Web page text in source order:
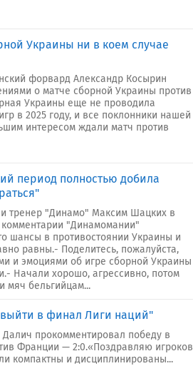
Украины ни в коем случае
форвард Александр Косырин
о матче сборной Украины против
Украины еще не проводила
в 2025 году, и все поклонники нашей
интересом ждали матч против
период полностью добила
тренер "Динамо" Максим Шацких в
"Динамомании"
шансы в противостоянии Украины и
равны.- Поделитесь, пожалуйста,
и эмоциями об игре сборной Украины
Начали хорошо, агрессивно, потом
мяч бельгийцам...
в финал Лиги наций"
прокомментировал победу в
Франции — 2:0.«Поздравляю игроков
компактны и дисциплинированы...